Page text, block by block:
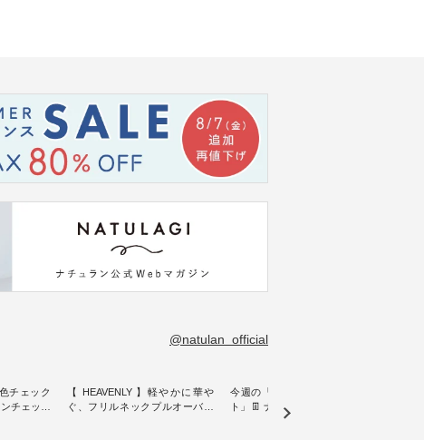
@natulan_official
チェック
チェック
【 HEAVENLY 】軽やかに華や
ぐ、フリルネックプルオーバー
今週の「スタッフコーディネー
ト」👖 ナチュランスタッフのリ
アルなコーディネートをご紹介